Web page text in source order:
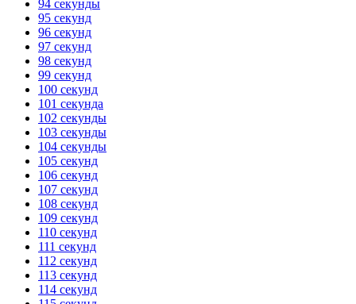
94 секунды
95 секунд
96 секунд
97 секунд
98 секунд
99 секунд
100 секунд
101 секунда
102 секунды
103 секунды
104 секунды
105 секунд
106 секунд
107 секунд
108 секунд
109 секунд
110 секунд
111 секунд
112 секунд
113 секунд
114 секунд